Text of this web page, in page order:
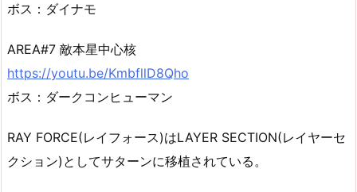
ボス：ダイナモ
AREA#7 敵本星中心核
https://youtu.be/KmbfllD8Qho
ボス：ダークコンヒューマン
RAY FORCE(レイフォース)はLAYER SECTION(レイヤーセ
クション)としてサターンに移植されている。